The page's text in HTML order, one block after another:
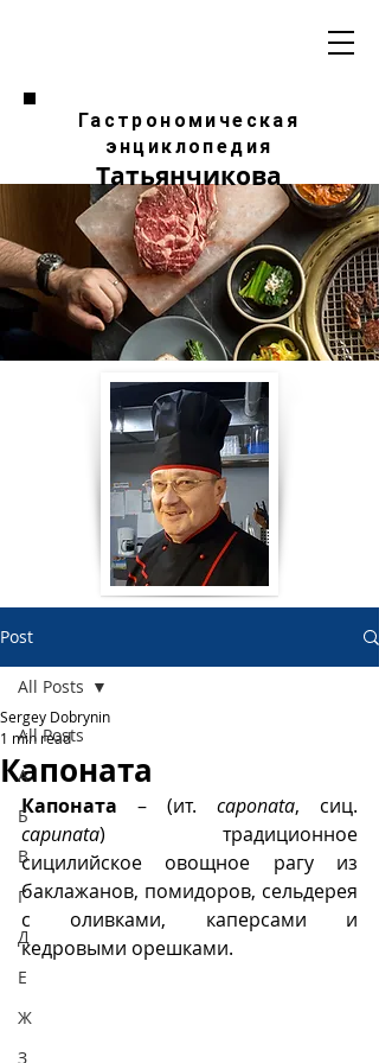
Гастрономическая
энциклопедия
Татьянчикова
Post
All Posts
А
Б
В
Г
Д
Е
Ж
З
All Posts
Капоната
Sergey Dobrynin
1 min read
Капоната – (ит. сaponata
сapunata) традиционное
сицилийское овощное рагу из
баклажанов, помидоров, сельдерея
с оливками, каперсами и
кедровыми орешками.